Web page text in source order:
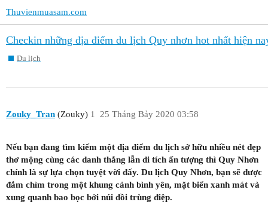
Thuvienmuasam.com
Checkin những địa điểm du lịch Quy nhơn hot nhất hiện
Du lịch
Zouky_Tran (Zouky) 25 Tháng Bảy 2020 03:58
1
Nếu bạn đang tìm kiếm một địa điểm du lịch sở hữu nhiều nét đẹp
thơ mộng cùng các danh thắng lẫn di tích ấn tượng thì Quy Nhơn
chính là sự lựa chọn tuyệt vời đấy. Du lịch Quy Nhơn, bạn sẽ được
đắm chìm trong một khung cảnh bình yên, mặt biển xanh mát và
xung quanh bao bọc bởi núi đồi trùng điệp.